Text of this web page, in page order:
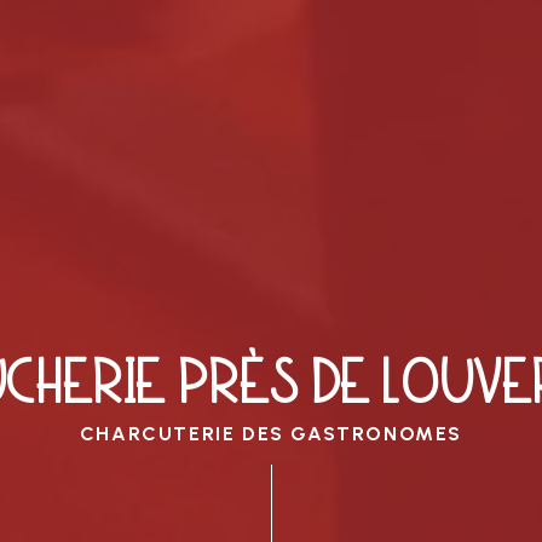
PRÈS DE
CHARCUTERIE DES GASTRONOMES